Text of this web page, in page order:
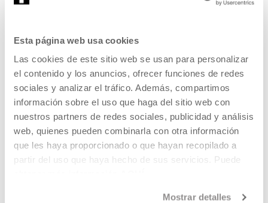
Esta página web usa cookies
Las cookies de este sitio web se usan para personalizar
el contenido y los anuncios, ofrecer funciones de redes
sociales y analizar el tráfico. Además, compartimos
información sobre el uso que haga del sitio web con
nuestros partners de redes sociales, publicidad y análisis
web, quienes pueden combinarla con otra información
que les haya proporcionado o que hayan recopilado a
partir del uso que haya hecho de sus servicios. Puede
Mostrar detalles
REGÍSTRATE AL BOLETÍN
CONTACTO Y HORARIOS
CÓMO LLEGAR
ALOJAMIENTO
ACCESIBILIDAD